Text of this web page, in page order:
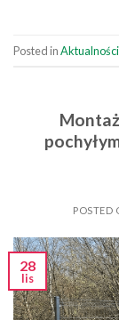
Posted inAktualności
POSTED
28
lis